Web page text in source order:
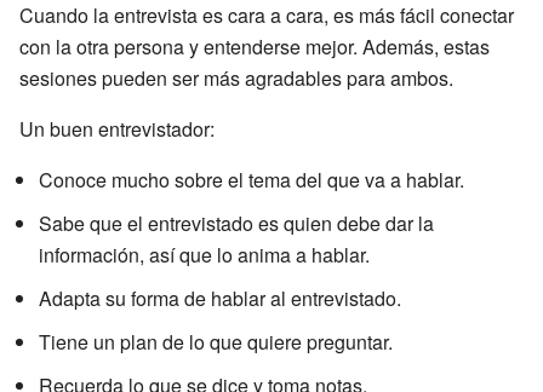
Cuando la entrevista es cara a cara, es más fácil conectar
con la otra persona y entenderse mejor. Además, estas
sesiones pueden ser más agradables para ambos.
Un buen entrevistador:
Conoce mucho sobre el tema del que va a hablar.
Sabe que el entrevistado es quien debe dar la
información, así que lo anima a hablar.
Adapta su forma de hablar al entrevistado.
Tiene un plan de lo que quiere preguntar.
Recuerda lo que se dice y toma notas.